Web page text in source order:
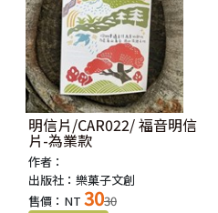
明信片/CAR022/ 福音明信
片-為業款
作者：
出版社：樂菓子文創
售價：NT 3030